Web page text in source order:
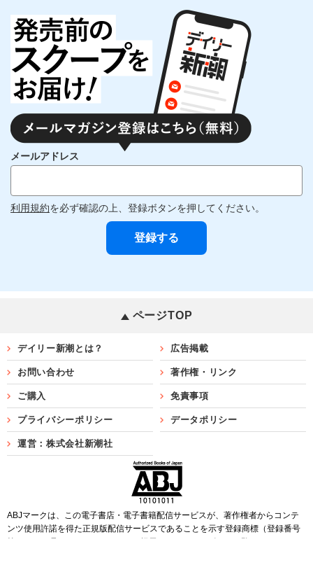
メールアドレス
利用規約を必ず確認の上、登録ボタンを押してください。
ページTOP
デイリー新潮とは？ 広告掲載
お問い合わせ 著作権・リンク
ご購入 免責事項
プライバシーポリシー データポリシー
運営：株式会社新潮社
ABJマークは、この電子書店・電子書籍配信サービスが、著作権者からコンテ
ンツ使用許諾を得た正規版配信サービスであることを示す登録商標（登録番号
第6091713号）です。ABJマークを掲示しているサービスの一覧は